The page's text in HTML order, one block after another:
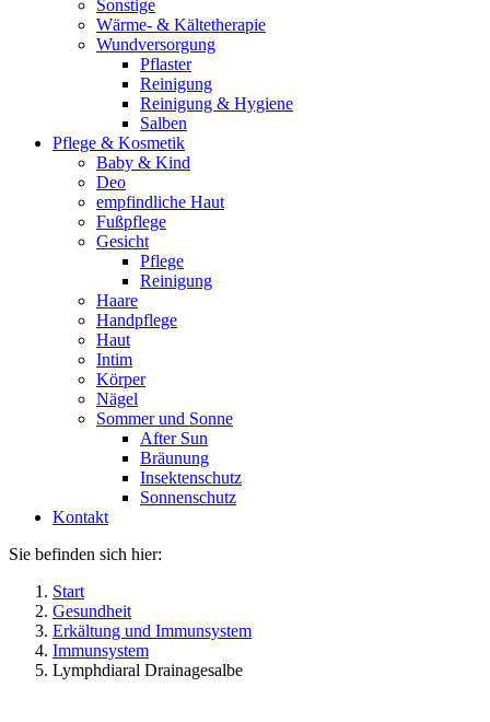
Sonstige
Wärme- & Kältetherapie
Wundversorgung
Pflaster
Reinigung
Reinigung & Hygiene
Salben
Pflege & Kosmetik
Baby & Kind
Deo
empfindliche Haut
Fußpflege
Gesicht
Pflege
Reinigung
Haare
Handpflege
Haut
Intim
Körper
Nägel
Sommer und Sonne
After Sun
Bräunung
Insektenschutz
Sonnenschutz
Kontakt
Sie befinden sich hier:
Start
Gesundheit
Erkältung und Immunsystem
Immunsystem
Lymphdiaral Drainagesalbe